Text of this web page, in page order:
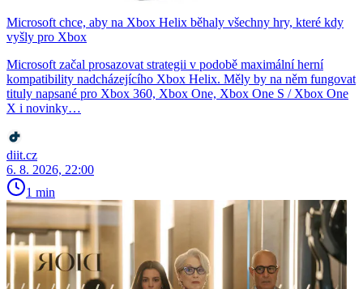
Microsoft chce, aby na Xbox Helix běhaly všechny hry, které kdy
vyšly pro Xbox
Microsoft začal prosazovat strategii v podobě maximální herní
kompatibility nadcházejícího Xbox Helix. Měly by na něm fungovat
tituly napsané pro Xbox 360, Xbox One, Xbox One S / Xbox One
X i novinky…
diit.cz
6. 8. 2026, 22:00
1 min